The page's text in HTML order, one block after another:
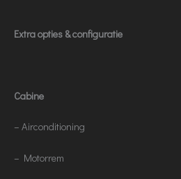
Extra opties & configuratie
Cabine
– Airconditioning
– Motorrem